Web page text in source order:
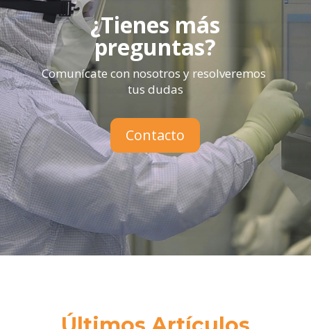
¿Tienes más
preguntas?
Comunícate con nosotros y resolveremos
tus dudas
Contacto